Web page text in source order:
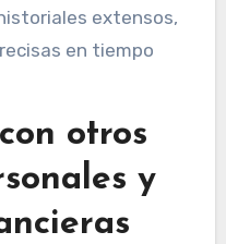
extensos,
en tiempo
otros
y